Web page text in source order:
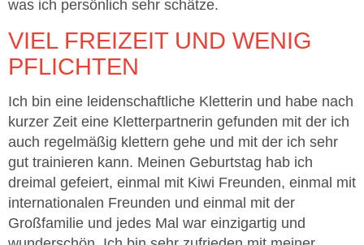
was ich persönlich sehr schätze.
VIEL FREIZEIT UND WENIG
PFLICHTEN
Ich bin eine leidenschaftliche Kletterin und habe nach
kurzer Zeit eine Kletterpartnerin gefunden mit der ich
auch regelmäßig klettern gehe und mit der ich sehr
gut trainieren kann. Meinen Geburtstag hab ich
dreimal gefeiert, einmal mit Kiwi Freunden, einmal mit
internationalen Freunden und einmal mit der
Großfamilie und jedes Mal war einzigartig und